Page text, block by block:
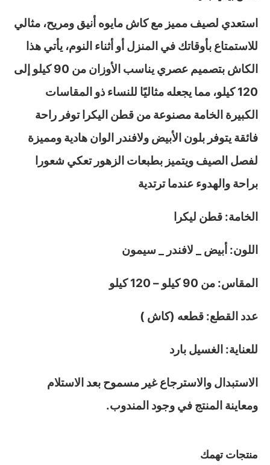
استعدي لصيف مميز مع كاش مايوه أنيق ومريح، مثالي
للاستمتاع بأوقاتك في المنزل أو أثناء النوم، يأتي هذا
الكاش بتصميم عصري يناسب الأوزان من 90 كيلو إلى
120 كيلو، مما يجعله مثاليًا للنساء ذو المقاسات
الكبيرة الخامة مصنوعة من قطن اليكرا توفر راحة
فائقة يتوفر بلون الأبيض ولافندر الوان هادية ومميزة
لفصل الصيف ويتميز بطبعات الزهور تعكي شعورا
براحة والهدوء عندما ترتدية
الخامة: قطن ليكرا
اللون: أبيض _ لافندر _ سيمون
المقاس: من 90 كيلو – 120 كيلو
عدد القطع: قطعه (كاش )
للعناية: الغسيل بارد
الاستبدال والاسترجاع غير مسموح بعد الاستلام
ومعاينة المنتج في وجود المندوب.
منتجات تهمك